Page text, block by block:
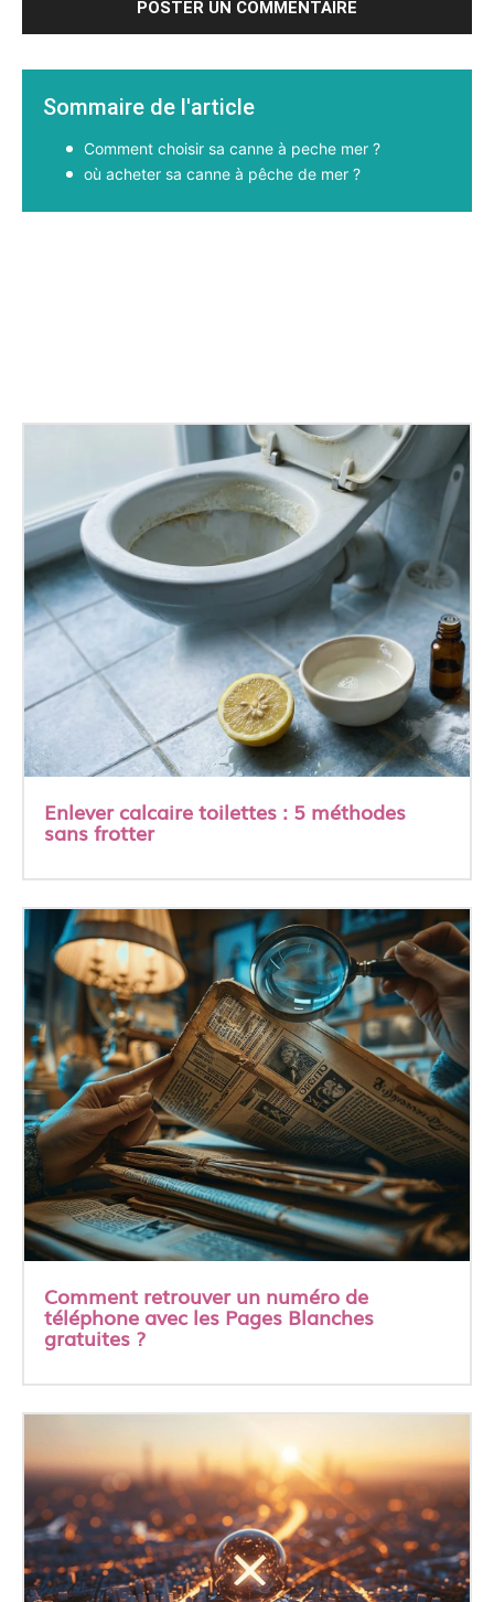
Sommaire de l'article
Comment choisir sa canne à peche mer ?
où acheter sa canne à pêche de mer ?
Enlever calcaire toilettes : 5 méthodes
sans frotter
Comment retrouver un numéro de
téléphone avec les Pages Blanches
gratuites ?